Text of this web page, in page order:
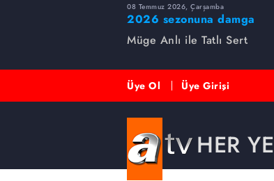
08 Temmuz 2026, Çarşamba
2026 sezonuna damga
vuran 5 Müge Anlı
dosyası...
Müge Anlı ile Tatlı Sert
Üye Ol Üye Girişi
HER